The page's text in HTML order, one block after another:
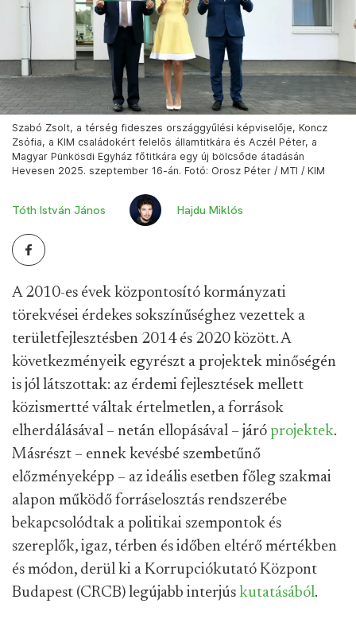
Szabó Zsolt, a térség fideszes országgyűlési képviselője, Koncz
Zsófia, a KIM családokért felelős államtitkára és Aczél Péter, a
Magyar Pünkösdi Egyház főtitkára egy új bölcsőde átadásán
Hevesen 2025. szeptember 16-án. Fotó: Orosz Péter / MTI / KIM
Tóth István János Hajdu Miklós
A 2010-es évek központosító kormányzati
törekvései érdekes sokszínűséghez vezettek a
területfejlesztésben 2014 és 2020 között. A
következményeik egyrészt a projektek minőségén
is jól látszottak: az érdemi fejlesztések mellett
közismertté váltak értelmetlen, a források
elherdálásával – netán ellopásával – járó projektek.
Másrészt – ennek kevésbé szembetűnő
előzményeképp – az ideális esetben főleg szakmai
alapon működő forráselosztás rendszerébe
bekapcsolódtak a politikai szempontok és
szereplők, igaz, térben és időben eltérő mértékben
és módon, derül ki a Korrupciókutató Központ
Budapest (CRCB) legújabb interjús kutatásából.